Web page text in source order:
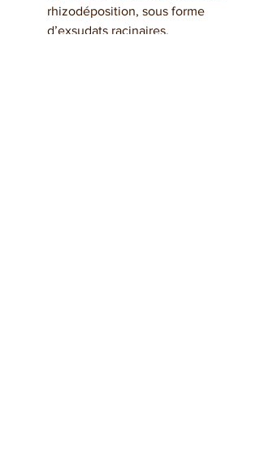
rhizodéposition, sous forme
d’exsudats racinaires,